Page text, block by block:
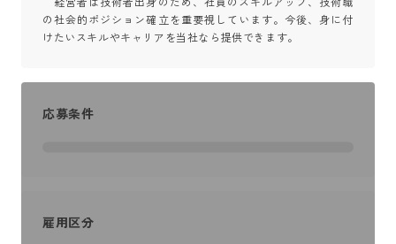
の社会的ポジション確立を重要視しています。今後、身に付
けたいスキルやキャリアを当社なら提供できます。
応募条件
雇用区分